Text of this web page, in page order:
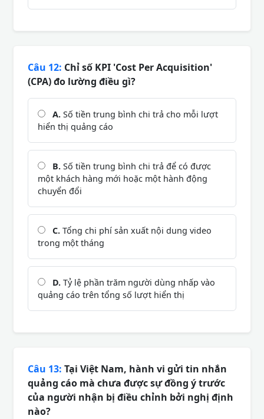
Câu 12: Chỉ số KPI 'Cost Per Acquisition'
(CPA) đo lường điều gì?
A. Số tiền trung bình chi trả cho mỗi lượt
hiển thị quảng cáo
B. Số tiền trung bình chi trả để có được
một khách hàng mới hoặc một hành động
chuyển đổi
C. Tổng chi phí sản xuất nội dung video
trong một tháng
D. Tỷ lệ phần trăm người dùng nhấp vào
quảng cáo trên tổng số lượt hiển thị
Câu 13: Tại Việt Nam, hành vi gửi tin nhắn
quảng cáo mà chưa được sự đồng ý trước
của người nhận bị điều chỉnh bởi nghị định
nào?